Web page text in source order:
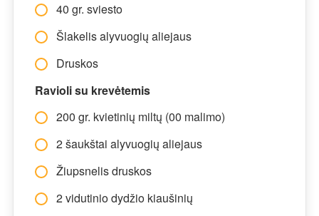
40 gr. sviesto
Šlakelis alyvuogių aliejaus
Druskos
Ravioli su krevėtemis
200 gr. kvietinių miltų (00 malimo)
2 šaukštai alyvuogių aliejaus
Žiupsnelis druskos
2 vidutinio dydžio kiaušinių